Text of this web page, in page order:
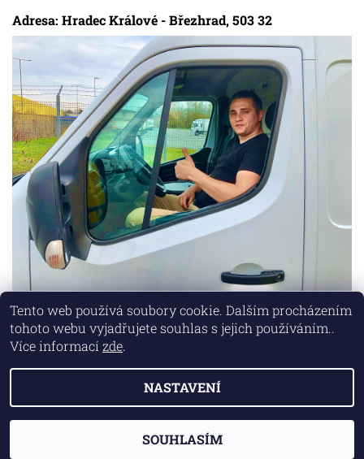
Adresa: Hradec Králové - Březhrad, 503 32
Lokality Marketing zajišťuje společnost X-VISION
2026 © AUTO MD, všechna práva vyhrazena
Vytvořil Shoptet
Tento web používá soubory cookie. Dalším procházením
tohoto webu vyjadřujete souhlas s jejich používáním..
Více informací zde.
NASTAVENÍ
SOUHLASÍM